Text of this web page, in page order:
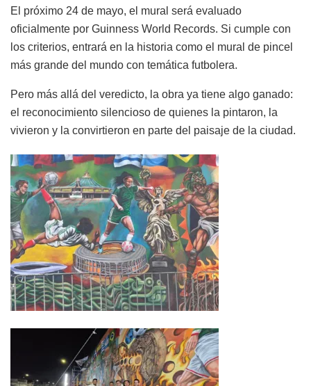
El próximo 24 de mayo, el mural será evaluado
oficialmente por Guinness World Records. Si cumple con
los criterios, entrará en la historia como el mural de pincel
más grande del mundo con temática futbolera.
Pero más allá del veredicto, la obra ya tiene algo ganado:
el reconocimiento silencioso de quienes la pintaron, la
vivieron y la convirtieron en parte del paisaje de la ciudad.